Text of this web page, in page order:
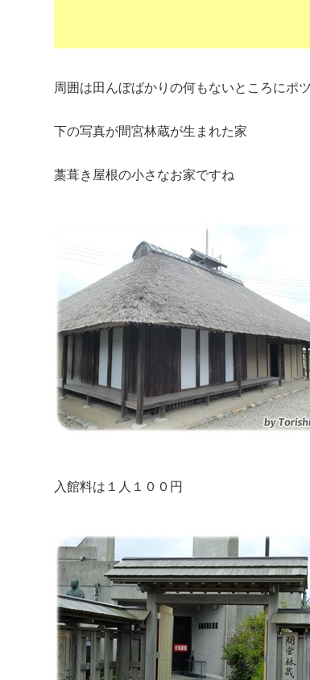
周囲は田んぼばかりの何もないところにポ
下の写真が間宮林蔵が生まれた家
藁葺き屋根の小さなお家ですね
入館料は１人１００円